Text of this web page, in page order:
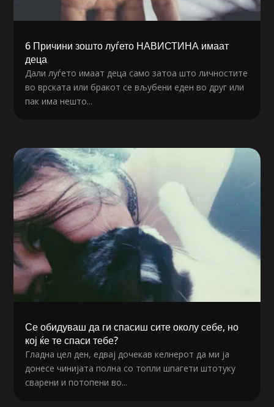
6 Причини зошто луѓето НАВИСТИНА имаат
деца
Дали луѓето имаат деца само затоа што личностите
во врската или бракот се вљубени еден во друг или
пак има нешто...
Се обидуваш да ги спасиш сите околу себе, но
кој ќе те спаси тебе?
Гладна цел ден, едвај дочекав келнерот да ми ја
донесе чинијата полна со топли шпагети штотуку
сварени и потопени во...